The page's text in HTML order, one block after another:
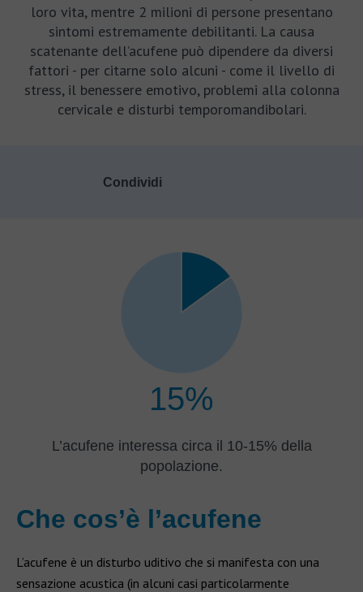
loro vita, mentre 2 milioni di persone presentano
sintomi estremamente debilitanti. La causa
scatenante dell’acufene può dipendere da diversi
fattori - per citarne solo alcuni - come il livello di
stress, il benessere emotivo, problemi alla colonna
cervicale e disturbi temporomandibolari.
Condividi
15%
L’acufene interessa circa il 10-15% della
popolazione.
Che cos’è l’acufene
L’acufene è un disturbo uditivo che si manifesta con una
sensazione acustica (in alcuni casi particolarmente